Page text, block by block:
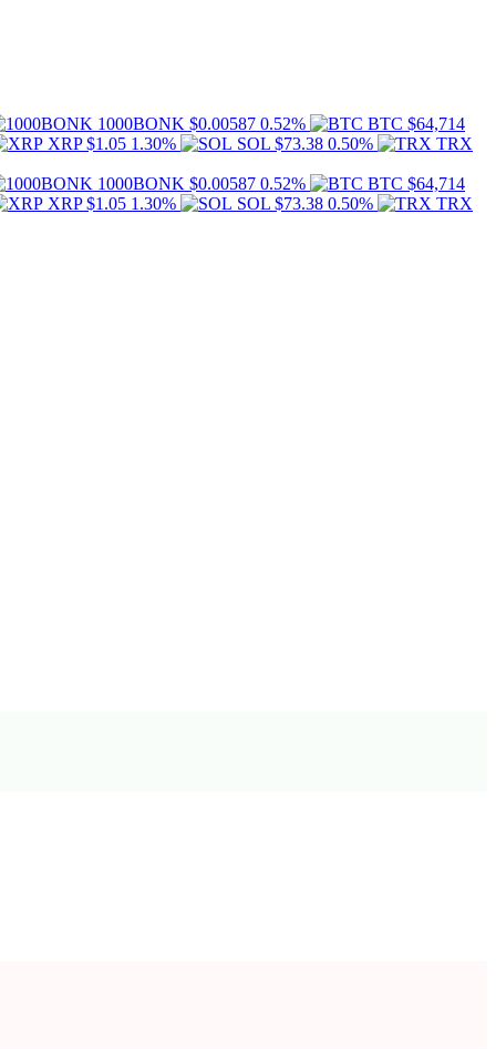
1000BONK $0.00587 0.52% BTC $64,714
XRP $1.05 1.30% SOL $73.38 0.50% TRX
1000BONK $0.00587 0.52% BTC $64,714
XRP $1.05 1.30% SOL $73.38 0.50% TRX